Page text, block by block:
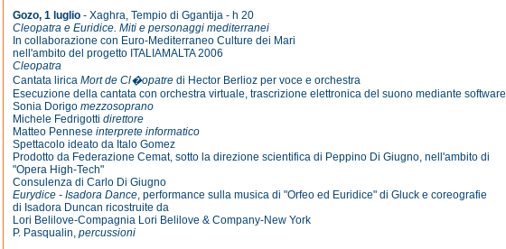
Gozo, 1 luglio - Xaghra, Tempio di Ggantija - h 20
Cleopatra e Euridice. Miti e personaggi mediterranei
In collaborazione con Euro-Mediterraneo Culture dei Mari
nell'ambito del progetto ITALIAMALTA 2006
Cleopatra
Cantata lirica Mort de Cl�opatre di Hector Berlioz per voce e orchestra
Esecuzione della cantata con orchestra virtuale, trascrizione elettronica del suono mediante software
Sonia Dorigo mezzosoprano
Michele Fedrigotti direttore
Matteo Pennese interprete informatico
Spettacolo ideato da Italo Gomez
Prodotto da Federazione Cemat, sotto la direzione scientifica di Peppino Di Giugno, nell'ambito di
"Opera High-Tech"
Consulenza di Carlo Di Giugno
Eurydice - Isadora Dance, performance sulla musica di "Orfeo ed Euridice" di Gluck e coreografie
di Isadora Duncan ricostruite da
Lori Belilove-Compagnia Lori Belilove & Company-New York
P. Pasqualin, percussioni